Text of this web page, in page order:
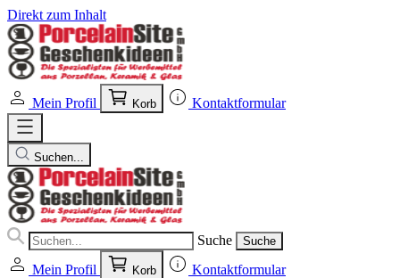
Direkt zum Inhalt
Mein Profil Korb Kontaktformular
Suchen...
Suche Suche
Mein Profil Korb Kontaktformular